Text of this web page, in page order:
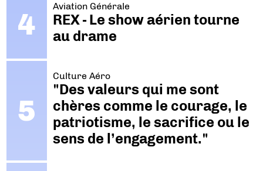
Aviation Générale
REX - Le show aérien tourne
au drame
Culture Aéro
"Des valeurs qui me sont
chères comme le courage, le
patriotisme, le sacrifice ou le
sens de l’engagement."